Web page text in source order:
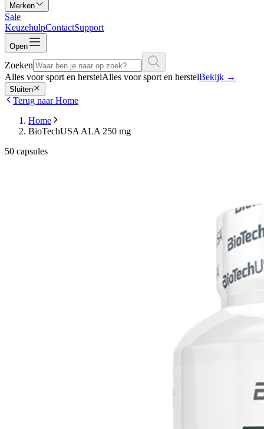
Merken
Sale
KeuzehulpContactSupport
Open
Zoeken
Alles voor sport en herstelAlles voor sport en herstelBekijk →
Sluiten
Terug naar Home
Home
BioTechUSA ALA 250 mg
50 capsules